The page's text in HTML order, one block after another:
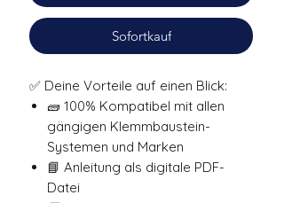
Sofortkauf
✅ Deine Vorteile auf einen Blick:
🧱 100% Kompatibel mit allen
gängigen Klemmbaustein-
Systemen und Marken
📘 Anleitung als digitale PDF-
Datei